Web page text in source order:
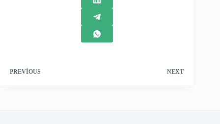
PREVIOUS NEXT